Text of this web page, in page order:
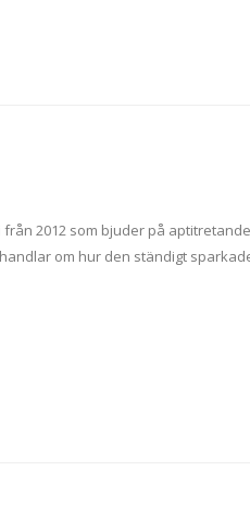
2012 som bjuder på aptitretande
om hur den ständigt